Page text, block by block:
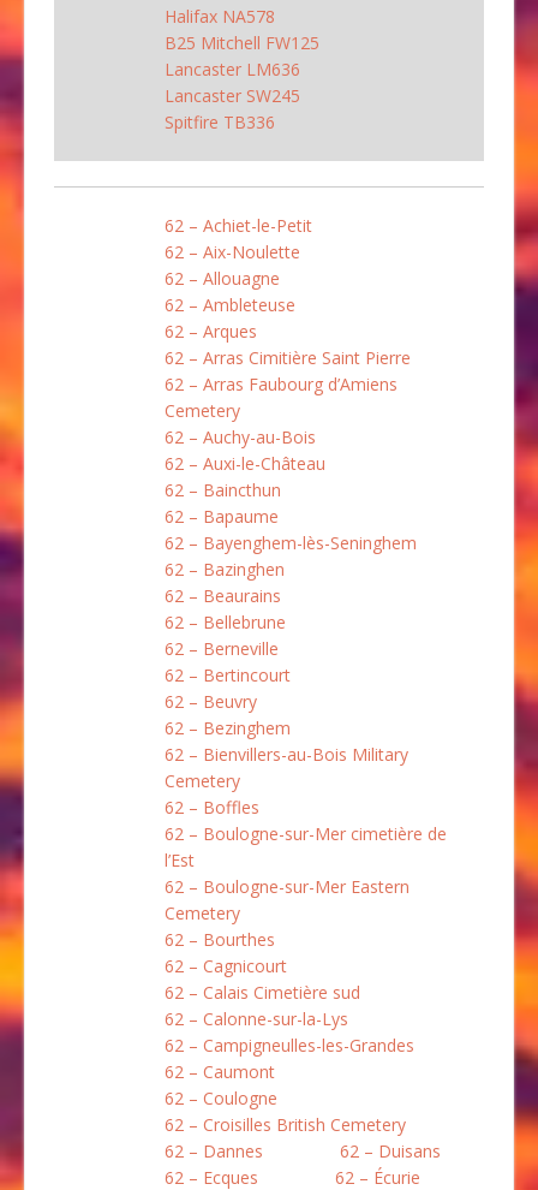
Halifax NA578
B25 Mitchell FW125
Lancaster LM636
Lancaster SW245
Spitfire TB336
62 – Achiet-le-Petit
62 – Aix-Noulette
62 – Allouagne
62 – Ambleteuse
62 – Arques
62 – Arras Cimitière Saint Pierre
62 – Arras Faubourg d’Amiens
Cemetery
62 – Auchy-au-Bois
62 – Auxi-le-Château
62 – Baincthun
62 – Bapaume
62 – Bayenghem-lès-Seninghem
62 – Bazinghen
62 – Beaurains
62 – Bellebrune
62 – Berneville
62 – Bertincourt
62 – Beuvry
62 – Bezinghem
62 – Bienvillers-au-Bois Military
Cemetery
62 – Boffles
62 – Boulogne-sur-Mer cimetière de
l’Est
62 – Boulogne-sur-Mer Eastern
Cemetery
62 – Bourthes
62 – Cagnicourt
62 – Calais Cimetière sud
62 – Calonne-sur-la-Lys
62 – Campigneulles-les-Grandes
62 – Caumont
62 – Coulogne
62 – Croisilles British Cemetery
62 – Dannes
62 – Duisans
62 – Ecques
62 – Écurie